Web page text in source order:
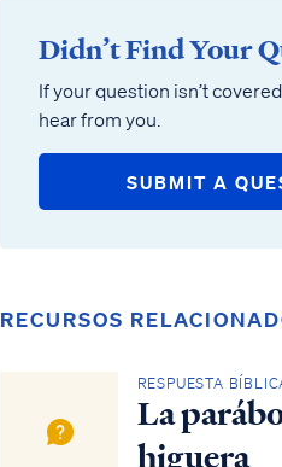
Didn’t Find Your
If your question isn’t
hear from you.
SUBMIT A
RECURSOS
RESPUESTA
La
higuera